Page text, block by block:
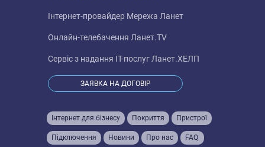
Інтернет для бізнесу Покриття Пристрої
Підключення Новини Про нас FAQ
Інтернет-провайдер Мережа Ланет
Онлайн-телебачення Ланет.TV
Сервіс з надання IT-послуг Ланет.ХЕЛП
ЗАЯВКА НА ДОГОВІР